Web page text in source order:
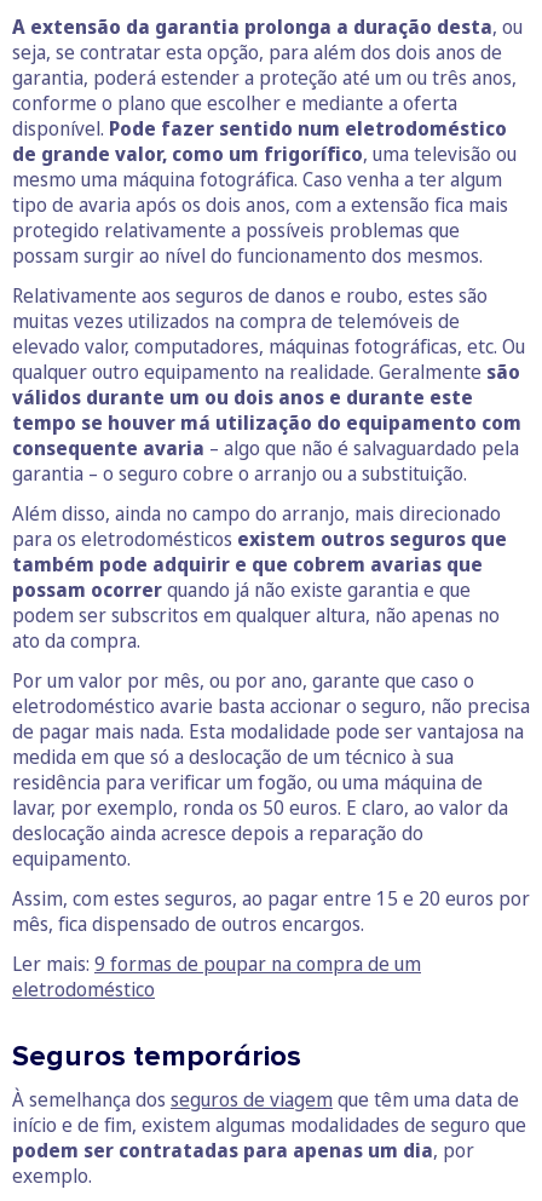
A extensão da garantia prolonga a duração desta, ou
seja, se contratar esta opção, para além dos dois anos de
garantia, poderá estender a proteção até um ou três anos,
conforme o plano que escolher e mediante a oferta
disponível. Pode fazer sentido num eletrodoméstico
de grande valor, como um frigorífico, uma televisão ou
mesmo uma máquina fotográfica. Caso venha a ter algum
tipo de avaria após os dois anos, com a extensão fica mais
protegido relativamente a possíveis problemas que
possam surgir ao nível do funcionamento dos mesmos.
Relativamente aos seguros de danos e roubo, estes são
muitas vezes utilizados na compra de telemóveis de
elevado valor, computadores, máquinas fotográficas, etc. Ou
qualquer outro equipamento na realidade. Geralmente são
válidos durante um ou dois anos e durante este
tempo se houver má utilização do equipamento com
consequente avaria – algo que não é salvaguardado pela
garantia – o seguro cobre o arranjo ou a substituição.
Além disso, ainda no campo do arranjo, mais direcionado
para os eletrodomésticos existem outros seguros que
também pode adquirir e que cobrem avarias que
possam ocorrerquando já não existe garantia e que
podem ser subscritos em qualquer altura, não apenas no
ato da compra.
Por um valor por mês, ou por ano, garante que caso o
eletrodoméstico avarie basta accionar o seguro, não precisa
de pagar mais nada. Esta modalidade pode ser vantajosa na
medida em que só a deslocação de um técnico à sua
residência para verificar um fogão, ou uma máquina de
lavar, por exemplo, ronda os 50 euros. E claro, ao valor da
deslocação ainda acresce depois a reparação do
equipamento.
Assim, com estes seguros, ao pagar entre 15 e 20 euros por
mês, fica dispensado de outros encargos.
Ler mais: 9 formas de poupar na compra de um
eletrodoméstico
Seguros temporários
À semelhança dos seguros de viagem que têm uma data de
início e de fim, existem algumas modalidades de seguro que
podem ser contratadas para apenas um dia, por
exemplo.